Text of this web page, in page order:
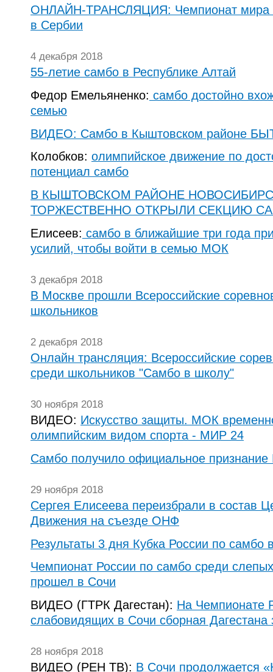
ОНЛАЙН-ТРАНСЛЯЦИЯ: Чемпионат мира
в Сербии
4 декабря 2018
55-летие самбо в Республике Алтай
Федор Емельяненко: самбо достойно
семью
ВИДЕО: Самбо в Кыштовском районе
Колобков: олимпийское движение по
потенциал самбо
В КЫШТОВСКОМ РАЙОНЕ
ТОРЖЕСТВЕННО ОТКРЫЛИ СЕКЦИЮ
Елисеев: cамбо в ближайшие три года
усилий, чтобы войти в семью МОК
3 декабря 2018
В Москве прошли Всероссийские
школьников
2 декабря 2018
Онлайн трансляция: Всероссийские
среди школьников "Самбо в школу"
30 ноября 2018
ВИДЕО: Искусство защиты. МОК
олимпийским видом спорта - МИР 24
Cамбо получило официальное
29 ноября 2018
Сергея Елисеева переизбрали в состав
Движения на съезде ОНФ
Результаты 3 дня Кубка России по самбо
Чемпионат России по самбо среди
прошел в Сочи
ВИДЕО (ГТРК Дагестан): На Чемпионате
слабовидящих в Сочи сборная Дагестана
28 ноября 2018
ВИДЕО (РЕН ТВ): В Сочи продолжается